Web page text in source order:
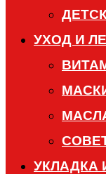
УХОД И
УКЛАДКА